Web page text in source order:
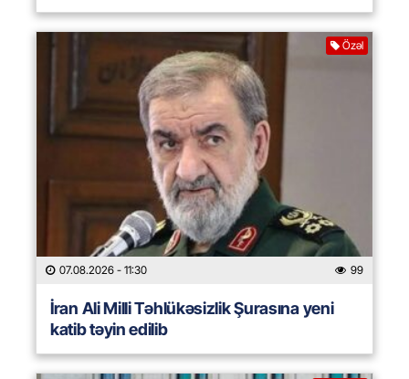
Özəl
07.08.2026 - 11:30 99
İran Ali Milli Təhlükəsizlik Şurasına yeni
katib təyin edilib